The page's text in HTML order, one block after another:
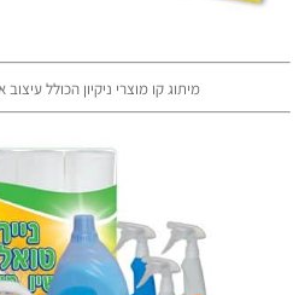
מיתוג קו מוצרי ניקיון הכולל עיצוב